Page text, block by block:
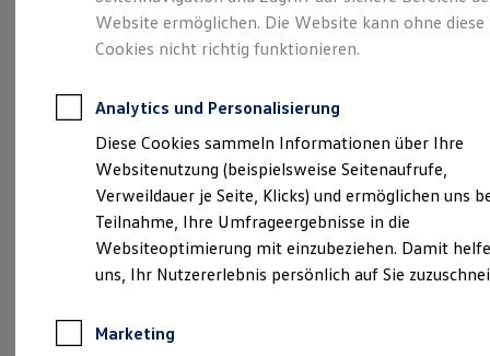
Elektroauto Leasing
Kleinwagen-Leasing
Leasing ohne Anzahlung
Autokredit mit Schlussrate
Versicherungen und Garantien
Kfz-Versicherung
Restschuldversicherungen
Garantien
Wartungsverträge
Geschäftskunden
Professional Class bei Volkswagen
Großkunden
Behörden
Anpfiff zum Gewinn
großartig. Der Passat.
Website ermöglichen. Die Website kann ohne diese
Cookies nicht richtig funktionieren.
Analytics und Personalisierung
Diese Cookies sammeln Informationen über Ihre
Websitenutzung (beispielsweise Seitenaufrufe,
Verweildauer je Seite, Klicks) und ermöglichen uns
Teilnahme, Ihre Umfrageergebnisse in die
Websiteoptimierung mit einzubeziehen. Damit
uns, Ihr Nutzererlebnis persönlich auf Sie
Marketing